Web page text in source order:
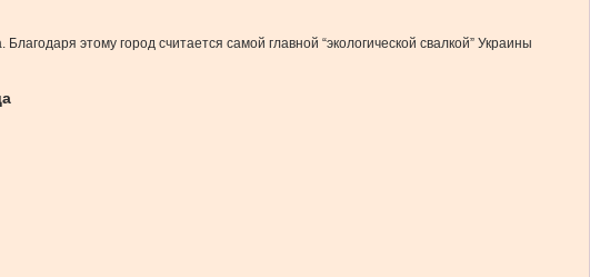
этому город считается самой главной “экологической свалкой” Украины